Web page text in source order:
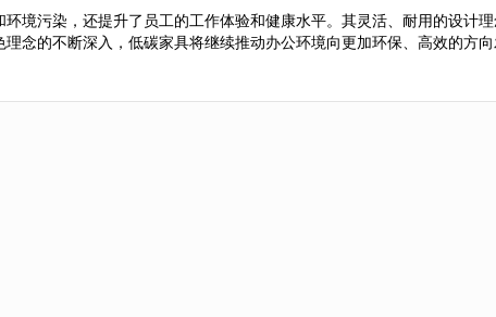
境污染，还提升了员工的工作体验和健康水平。其灵活、耐用的设计
念的不断深入，低碳家具将继续推动办公环境向更加环保、高效的方向